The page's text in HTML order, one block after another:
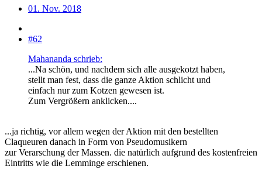
01. Nov. 2018
#62
Mahananda schrieb:
...Na schön, und nachdem sich alle ausgekotzt haben,
stellt man fest, dass die ganze Aktion schlicht und
einfach nur zum Kotzen gewesen ist.
Zum Vergrößern anklicken....
...ja richtig, vor allem wegen der Aktion mit den bestellten
Claqueuren danach in Form von Pseudomusikern
zur Verarschung der Massen. die natürlich aufgrund des kostenfreien
Eintritts wie die Lemminge erschienen.